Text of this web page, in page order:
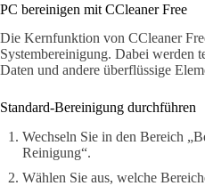
PC bereinigen mit CCleaner Free
Die Kernfunktion von CCleaner
Systembereinigung. Dabei werden
Daten und andere überflüssige
Standard-Bereinigung durchführen
Wechseln Sie in den Bereich
Reinigung“.
Wählen Sie aus, welche